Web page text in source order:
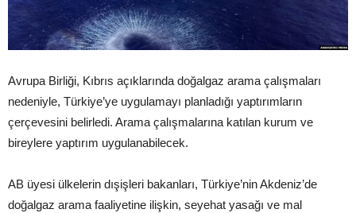
Avrupa Birliği, Kıbrıs açıklarında doğalgaz arama çalışmaları
nedeniyle, Türkiye’ye uygulamayı planladığı yaptırımların
çerçevesini belirledi. Arama çalışmalarına katılan kurum ve
bireylere yaptırım uygulanabilecek.
AB üyesi ülkelerin dışişleri bakanları, Türkiye’nin Akdeniz’de
doğalgaz arama faaliyetine ilişkin, seyehat yasağı ve mal